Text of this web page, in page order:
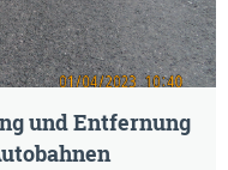
und Entfernung